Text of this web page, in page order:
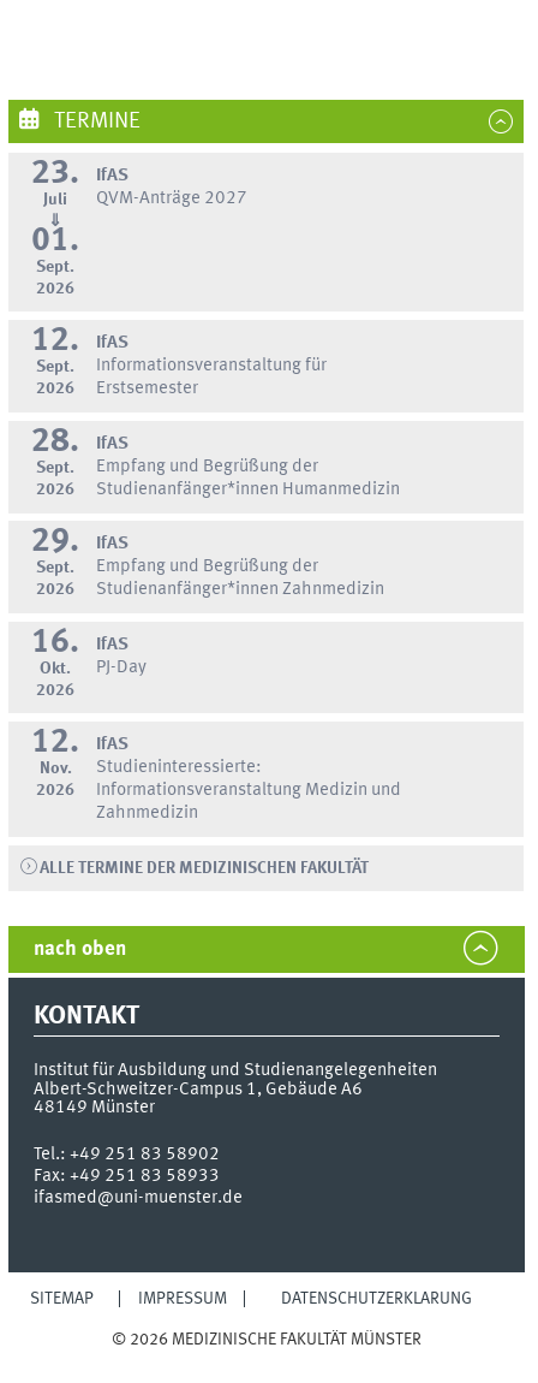
TERMINE
23.
Juli
⇓
01.
Sept.
2026
IfAS
QVM-Anträge 2027
12.
Sept.
2026
IfAS
Informationsveranstaltung für
Erstsemester
28.
Sept.
2026
IfAS
Empfang und Begrüßung der
Studienanfänger*innen Humanmedizin
29.
Sept.
2026
IfAS
Empfang und Begrüßung der
Studienanfänger*innen Zahnmedizin
16.
Okt.
2026
IfAS
PJ-Day
12.
Nov.
2026
IfAS
Studieninteressierte:
Informationsveranstaltung Medizin und
Zahnmedizin
ALLE TERMINE DER MEDIZINISCHEN FAKULTÄT
nach oben
KONTAKT
Institut für Ausbildung und Studienangelegenheiten
Albert-Schweitzer-Campus 1, Gebäude A6
48149 Münster
Tel.:+49 251 83 58902
Fax:+49 251 83 58933
ifasmed@uni-muenster.de
SITEMAP IMPRESSUM DATENSCHUTZERKLÄRUNG
© 2026 MEDIZINISCHE FAKULTÄT MÜNSTER